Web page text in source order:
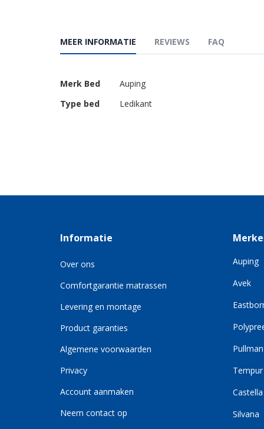
MEER INFORMATIE
Meer
informatie
Merk Bed
Auping
Type bed
Ledikant
REVIEWS FAQ
Informatie
Over ons
Comfortgarantie matrassen
Levering en montage
Product garanties
Algemene voorwaarden
Privacy
Account aanmaken
Neem contact op
Auping
Avek
Pullman
Tempur
Castella
Silvana